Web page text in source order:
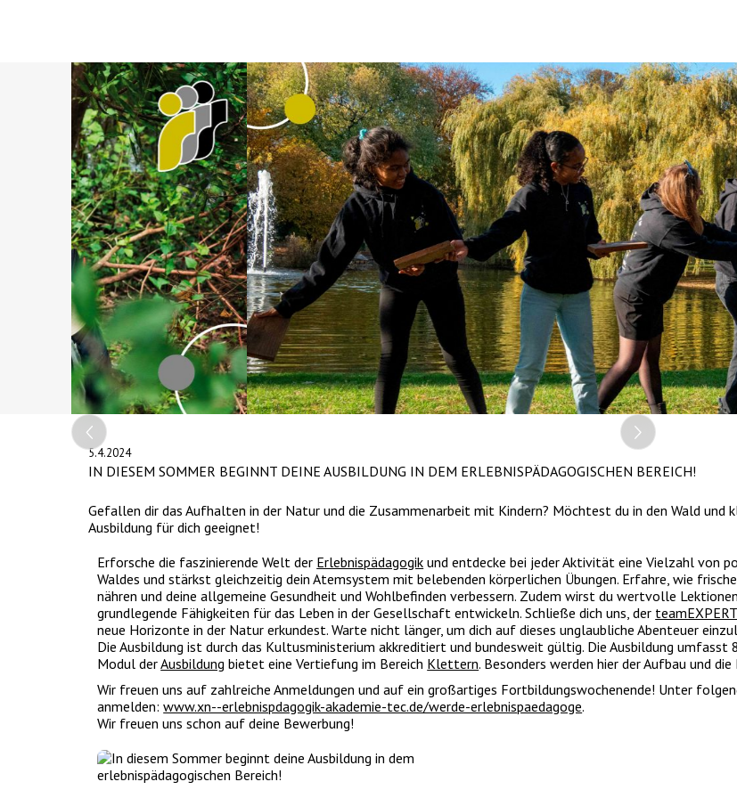
Slide 2 of 4.
5.4.2024
IN DIESEM SOMMER BEGINNT DEINE AUSBILDUNG IN DEM ERLEBNISPÄDAGOGISCHEN BEREICH!
Gefallen dir das Aufhalten in der Natur und die Zusammenarbeit mit Kindern? Möchtest du in den Wald und
Ausbildung für dich geeignet!
Erforsche die faszinierende Welt der Erlebnispädagogik und entdecke bei jeder Aktivität eine Vielzahl von
Waldes und stärkst gleichzeitig dein Atemsystem mit belebenden körperlichen Übungen. Erfahre, wie
nähren und deine allgemeine Gesundheit und Wohlbefinden verbessern. Zudem wirst du wertvolle
grundlegende Fähigkeiten für das Leben in der Gesellschaft entwickeln. Schließe dich uns, der
neue Horizonte in der Natur erkundest. Warte nicht länger, um dich auf dieses unglaubliche Abenteuer
Die Ausbildung ist durch das Kultusministerium akkreditiert und bundesweit gültig. Die Ausbildung
Modul derAusbildung bietet eine Vertiefung im Bereich Klettern. Besonders werden hier der Aufbau und
Wir freuen uns auf zahlreiche Anmeldungen und auf ein großartiges Fortbildungswochenende! Unter
anmelden:www.xn--erlebnispdagogik-akademie-tec.de/werde-erlebnispaedagoge.
Wir freuen uns schon auf deine Bewerbung!